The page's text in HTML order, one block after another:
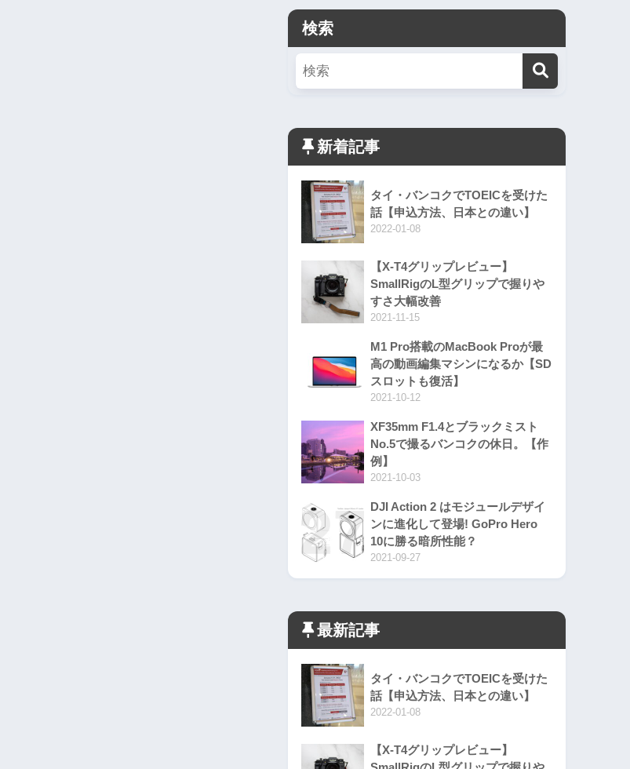
検索
新着記事
タイ・バンコクでTOEICを受けた
話【申込方法、日本との違い】
2022-01-08
【X-T4グリップレビュー】
SmallRigのL型グリップで握りや
すさ大幅改善
2021-11-15
M1 Pro搭載のMacBook Proが最
高の動画編集マシンになるか【SD
スロットも復活】
2021-10-12
XF35mm F1.4とブラックミスト
No.5で撮るバンコクの休日。【作
例】
2021-10-03
DJI Action 2 はモジュールデザイ
ンに進化して登場! GoPro Hero
10に勝る暗所性能？
2021-09-27
最新記事
タイ・バンコクでTOEICを受けた
話【申込方法、日本との違い】
2022-01-08
【X-T4グリップレビュー】